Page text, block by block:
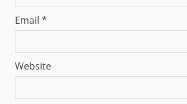
Email *
Website